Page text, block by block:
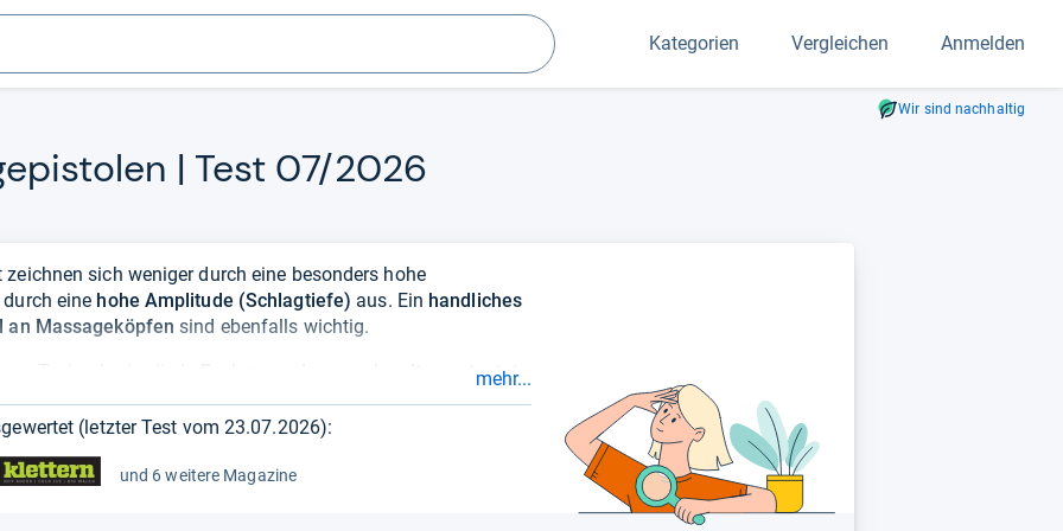
Suchen Kategorien Vergleichen Anmelden
Wir sind nachhaltig
| Test 07/2026
sich weniger durch eine besonders hohe
eine hohe Amplitude (Schlagtiefe) aus. Ein handliches
an Massageköpfen sind ebenfalls wichtig.
in Fachmagazinen noch selten getestet
vage pistolenförmiges, akkubetriebenes Massagegerät, auf
Hilfe zu erreichen wären. Verschiedene Massageköpfe
mehr...
(letzter Test vom 23.07.2026):
und 6 weitere Magazine